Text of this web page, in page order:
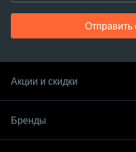
Акции и скидки
Бренды